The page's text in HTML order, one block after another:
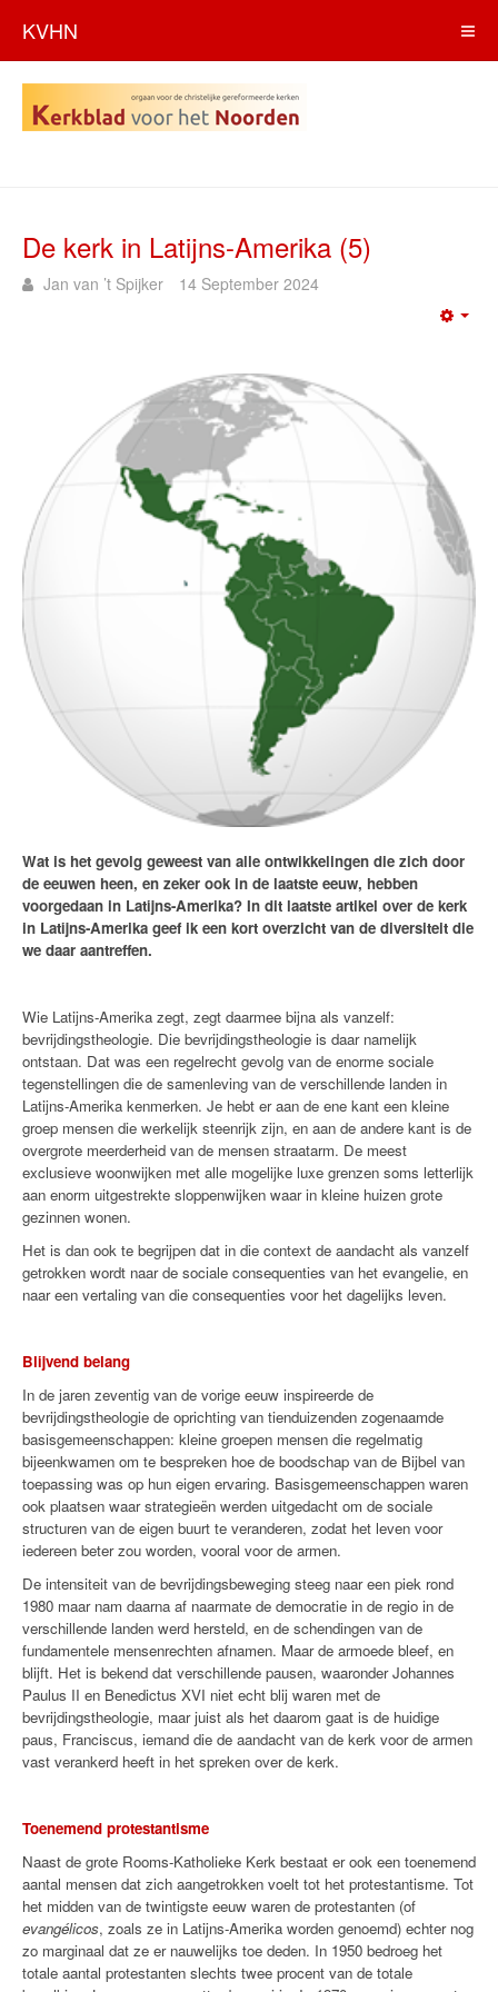
KVHN
De kerk in Latijns-Amerika (5)
Jan van ’t Spijker 14 September 2024
Wat is het gevolg geweest van alle ontwikkelingen die zich door
de eeuwen heen, en zeker ook in de laatste eeuw, hebben
voorgedaan in Latijns-Amerika? In dit laatste artikel over de kerk
in Latijns-Amerika geef ik een kort overzicht van de diversiteit die
we daar aantreffen.
Wie Latijns-Amerika zegt, zegt daarmee bijna als vanzelf:
bevrijdingstheologie. Die bevrijdingstheologie is daar namelijk
ontstaan. Dat was een regelrecht gevolg van de enorme sociale
tegenstellingen die de samenleving van de verschillende landen in
Latijns-Amerika kenmerken. Je hebt er aan de ene kant een kleine
groep mensen die werkelijk steenrijk zijn, en aan de andere kant is de
overgrote meerderheid van de mensen straatarm. De meest
exclusieve woonwijken met alle mogelijke luxe grenzen soms letterlijk
aan enorm uitgestrekte sloppenwijken waar in kleine huizen grote
gezinnen wonen.
Het is dan ook te begrijpen dat in die context de aandacht als vanzelf
getrokken wordt naar de sociale consequenties van het evangelie, en
naar een vertaling van die consequenties voor het dagelijks leven.
Blijvend belang
In de jaren zeventig van de vorige eeuw inspireerde de
bevrijdingstheologie de oprichting van tienduizenden zogenaamde
basisgemeenschappen: kleine groepen mensen die regelmatig
bijeenkwamen om te bespreken hoe de boodschap van de Bijbel van
toepassing was op hun eigen ervaring. Basisgemeenschappen waren
ook plaatsen waar strategieën werden uitgedacht om de sociale
structuren van de eigen buurt te veranderen, zodat het leven voor
iedereen beter zou worden, vooral voor de armen.
De intensiteit van de bevrijdingsbeweging steeg naar een piek rond
1980 maar nam daarna af naarmate de democratie in de regio in de
verschillende landen werd hersteld, en de schendingen van de
fundamentele mensenrechten afnamen. Maar de armoede bleef, en
blijft. Het is bekend dat verschillende pausen, waaronder Johannes
Paulus II en Benedictus XVI niet echt blij waren met de
bevrijdingstheologie, maar juist als het daarom gaat is de huidige
paus, Franciscus, iemand die de aandacht van de kerk voor de armen
vast verankerd heeft in het spreken over de kerk.
Toenemend protestantisme
Naast de grote Rooms-Katholieke Kerk bestaat er ook een toenemend
aantal mensen dat zich aangetrokken voelt tot het protestantisme. Tot
het midden van de twintigste eeuw waren de protestanten (of
evangélicos, zoals ze in Latijns-Amerika worden genoemd) echter nog
zo marginaal dat ze er nauwelijks toe deden. In 1950 bedroeg het
totale aantal protestanten slechts twee procent van de totale